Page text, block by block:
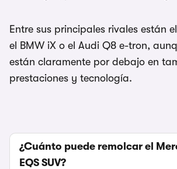
Entre sus principales rivales están
el BMW iX o el Audi Q8 e-tron,
están claramente por debajo en
prestaciones y tecnología.
¿Cuánto puede remolcar el
EQS SUV?